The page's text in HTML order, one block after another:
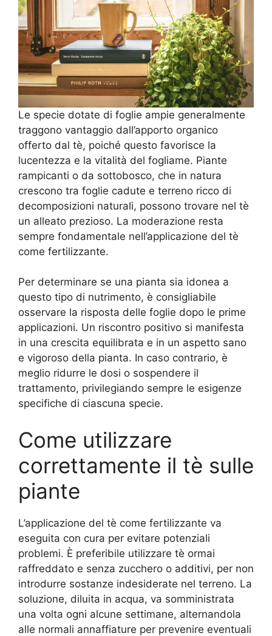
Le specie dotate di foglie ampie generalmente
traggono vantaggio dall’apporto organico
offerto dal tè, poiché questo favorisce la
lucentezza e la vitalità del fogliame. Piante
rampicanti o da sottobosco, che in natura
crescono tra foglie cadute e terreno ricco di
decomposizioni naturali, possono trovare nel tè
un alleato prezioso. La moderazione resta
sempre fondamentale nell’applicazione del tè
come fertilizzante.
Per determinare se una pianta sia idonea a
questo tipo di nutrimento, è consigliabile
osservare la risposta delle foglie dopo le prime
applicazioni. Un riscontro positivo si manifesta
in una crescita equilibrata e in un aspetto sano
e vigoroso della pianta. In caso contrario, è
meglio ridurre le dosi o sospendere il
trattamento, privilegiando sempre le esigenze
specifiche di ciascuna specie.
Come utilizzare
correttamente il tè sulle
piante
L’applicazione del tè come fertilizzante va
eseguita con cura per evitare potenziali
problemi. È preferibile utilizzare tè ormai
raffreddato e senza zucchero o additivi, per non
introdurre sostanze indesiderate nel terreno. La
soluzione, diluita in acqua, va somministrata
una volta ogni alcune settimane, alternandola
alle normali annaffiature per prevenire eventuali